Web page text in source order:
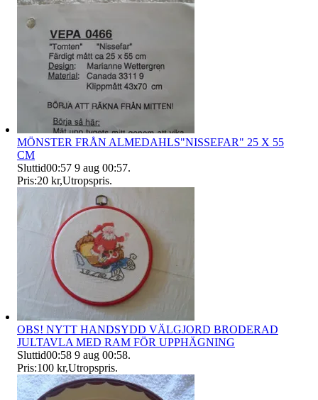
MÖNSTER FRÅN ALMEDAHLS"NISSEFAR" 25 X 55
CM
Sluttid00:57 9 aug 00:57.
Pris:20 kr,Utropspris.
OBS! NYTT HANDSYDD VÄLGJORD BRODERAD
JULTAVLA MED RAM FÖR UPPHÄGNING
Sluttid00:58 9 aug 00:58.
Pris:100 kr,Utropspris.